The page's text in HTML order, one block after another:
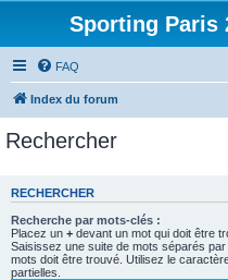
Sporting Paris
FAQ
Index du forum
Rechercher
RECHERCHER
Recherche par mots-clés :
Placez un + devant un mot qui doit être
Saisissez une suite de mots séparés par
mots doit être trouvé. Utilisez le
partielles.